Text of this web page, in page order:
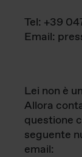
Tel: +39
Email:
Lei non è
Allora
questione
seguente
email: